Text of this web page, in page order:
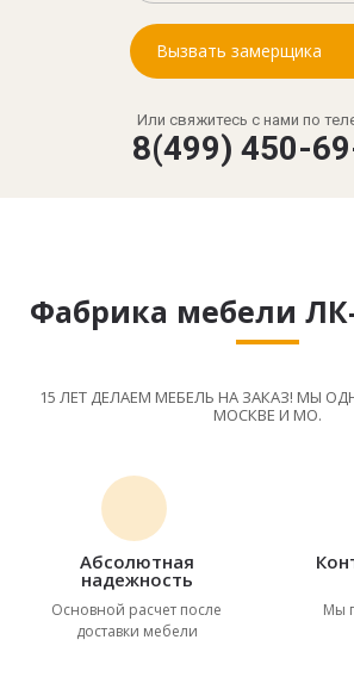
Вызвать замерщика
Или свяжитесь с нами по
8(499) 450-
Фабрика мебели
15 ЛЕТ ДЕЛАЕМ МЕБЕЛЬ НА ЗАКАЗ! МЫ
МОСКВЕ И МО.
Абсолютная
надежность
Основной расчет после
доставки мебели
Мы